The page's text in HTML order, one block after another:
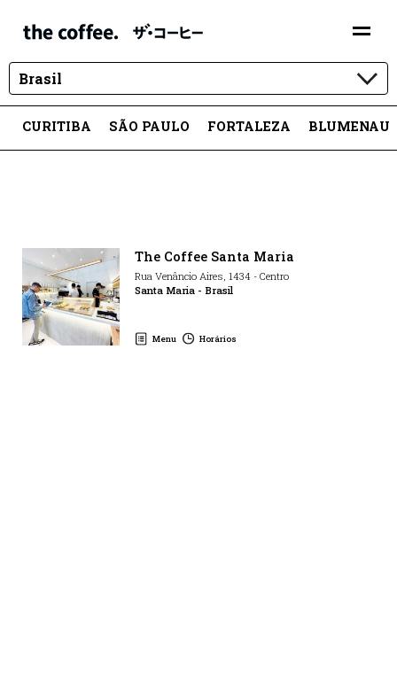
Brasil
CURITIBA SÃO PAULO FORTALEZA BLUMENAU
The Coffee Santa Maria
Rua Venâncio Aires, 1434 - Centro
Santa Maria- Brasil
Menu Horários